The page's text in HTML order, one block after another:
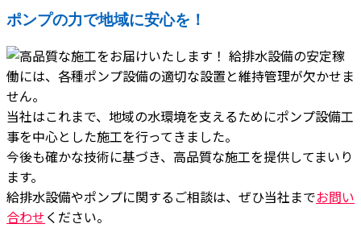
ポンプの力で地域に安心を！
給排水設備の安定稼
働には、各種ポンプ設備の適切な設置と維持管理が欠かせま
せん。
当社はこれまで、地域の水環境を支えるためにポンプ設備工
事を中心とした施工を行ってきました。
今後も確かな技術に基づき、高品質な施工を提供してまいり
ます。
給排水設備やポンプに関するご相談は、ぜひ当社までお問い
合わせください。